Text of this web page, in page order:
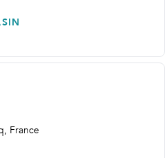
France